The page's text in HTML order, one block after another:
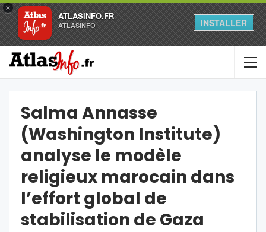
×
ATLASINFO.FR
ATLASINFO INSTALLER
Salma Annasse
(Washington Institute)
analyse le modèle
religieux marocain dans
l’effort global de
stabilisation de Gaza